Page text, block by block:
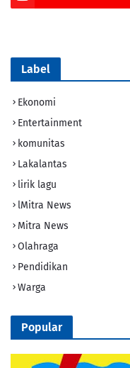
Label
Ekonomi
Entertainment
komunitas
Lakalantas
lirik lagu
lMitra News
Mitra News
Olahraga
Pendidikan
Warga
Popular